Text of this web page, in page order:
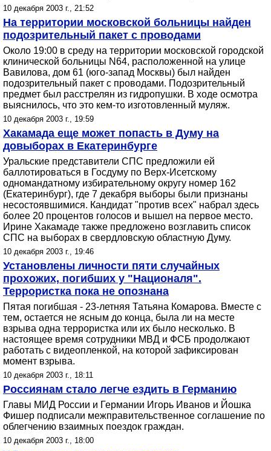
10 декабря 2003 г., 21:52
На территории московской больницы найден
подозрительный пакет с проводами
Около 19:00 в среду на территории московской городской
клинической больницы N64, расположенной на улице
Вавилова, дом 61 (юго-запад Москвы) был найден
подозрительный пакет с проводами. Подозрительный
предмет был расстрелян из гидропушки. В ходе осмотра
выяснилось, что это кем-то изготовленный муляж.
10 декабря 2003 г., 19:59
Хакамада еще может попасть в Думу на
довыборах в Екатеринбурге
Уральские представители СПС предложили ей
баллотироваться в Госдуму по Верх-Исетскому
одномандатному избирательному округу номер 162
(Екатеринбург), где 7 декабря выборы были признаны
несостоявшимися. Кандидат "против всех" набрал здесь
более 20 процентов голосов и вышел на первое место.
Ирине Хакамаде также предложено возглавить список
СПС на выборах в свердловскую областную Думу.
10 декабря 2003 г., 19:46
Установлены личности пяти случайных
прохожих, погибших у "Националя".
Террористка пока не опознана
Пятая погибшая - 23-летняя Татьяна Комарова. Вместе с
тем, остается не ясным до конца, была ли на месте
взрыва одна террористка или их было несколько. В
настоящее время сотрудники МВД и ФСБ продолжают
работать с видеопленкой, на которой зафиксирован
момент взрыва.
10 декабря 2003 г., 18:11
Россиянам стало легче ездить в Германию
Главы МИД России и Германии Игорь Иванов и Йошка
Фишер подписали межправительственное соглашение по
облегчению взаимных поездок граждан.
10 декабря 2003 г., 18:00